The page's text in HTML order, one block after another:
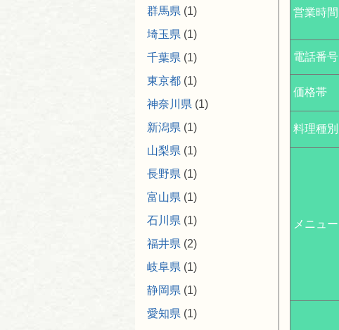
営業時間
電話番号
価格帯
料理種別
メニュー
群馬県 (1)
埼玉県 (1)
千葉県 (1)
東京都 (1)
神奈川県 (1)
新潟県 (1)
山梨県 (1)
長野県 (1)
富山県 (1)
石川県 (1)
福井県 (2)
岐阜県 (1)
静岡県 (1)
愛知県 (1)